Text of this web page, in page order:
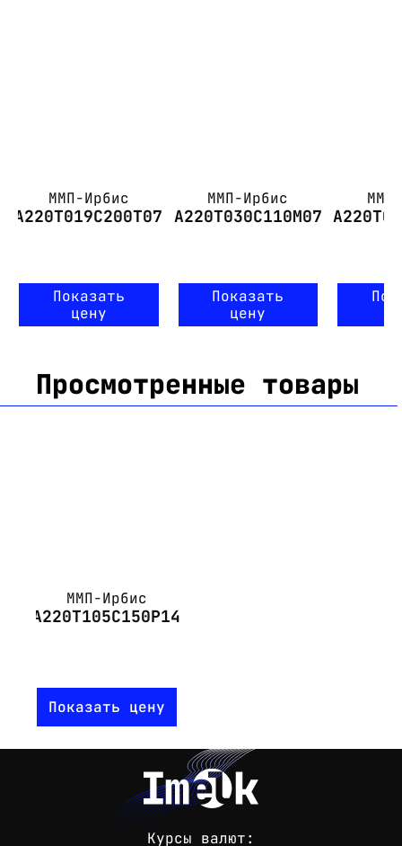
ММП-Ирбис
А220Т019С200Т07
Показать
цену
ММП-Ирбис
А220Т030С110М07
Показать
цену
Просмотренные товары
ММП-Ирбис
А220Т105С150Р14
Показать цену
Курсы валют: